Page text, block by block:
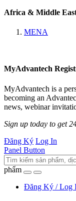
Africa & Middle
MENA
MyAdvantech
MyAdvantech is a
becoming an
news, webinar
Sign up today to get
Đăng Ký Log In
Panel Button
phẩm
Đăng Ký / Log